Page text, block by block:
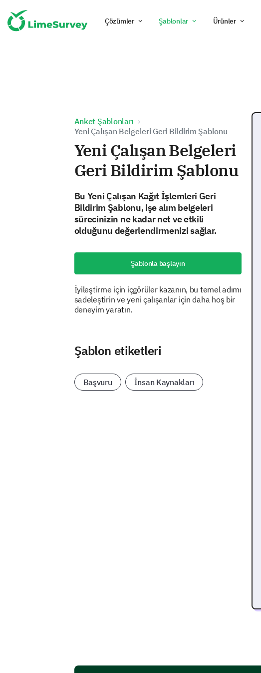
Çözümler Şablonlar Ürünler
Anket Şablonları
Yeni Çalışan Belgeleri Geri Bildirim Şablonu
Yeni Çalışan Belgeleri
Geri Bildirim Şablonu
Bu Yeni Çalışan Kağıt İşlemleri Geri
Bildirim Şablonu, işe alım belgeleri
sürecinizin ne kadar net ve etkili
olduğunu değerlendirmenizi sağlar.
Şablonla başlayın
İyileştirme için içgörüler kazanın, bu temel adımı
sadeleştirin ve yeni çalışanlar için daha hoş bir
deneyim yaratın.
Şablon etiketleri
Başvuru İnsan Kaynakları